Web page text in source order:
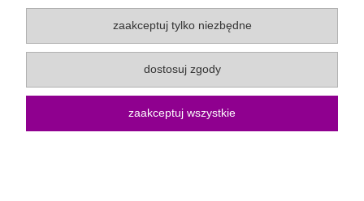
Informacje
O Firmie
Sklep internetowy KoloroweMotki | ul. Bartosza Głowackiego 10/15, 75-
402 Koszalin |kontakt@kolorowemotki.pl|572 495 729| NIP:
zaakceptuj tylko niezbędne
dostosuj zgody
zaakceptuj wszystkie